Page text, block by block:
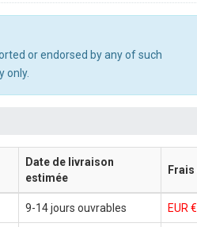
or endorsed by any of such
only.
Date de livraison
estimée
9-14 jours ouvrables EUR